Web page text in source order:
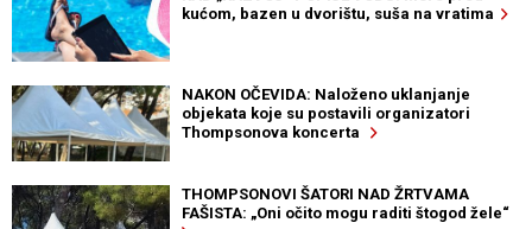
kućom, bazen u dvorištu, suša na vratima
NAKON OČEVIDA: Naloženo uklanjanje
objekata koje su postavili organizatori
Thompsonova koncerta
THOMPSONOVI ŠATORI NAD ŽRTVAMA
FAŠISTA: „Oni očito mogu raditi štogod žele“